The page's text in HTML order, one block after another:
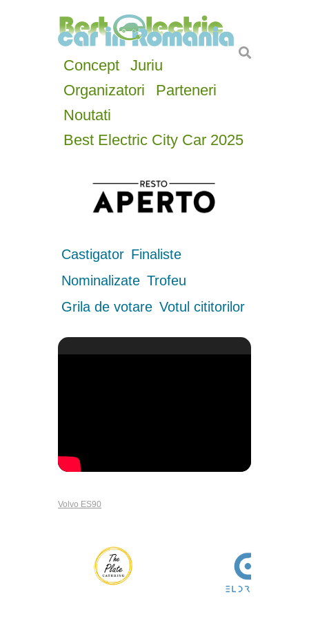
Concept
Juriu
Organizatori
Parteneri
Noutati
Best Electric City Car 2025
Castigator Finaliste
Nominalizate Trofeu
Grila de votare Votul cititorilor
Volvo ES90